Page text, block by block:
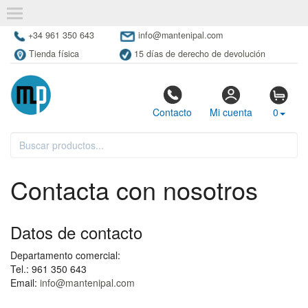
+34 961 350 643
info@mantenipal.com
Tienda física
15 días de derecho de devolución
Contacto Mi cuenta 0
Contacta con nosotros
Datos de contacto
Departamento comercial:
Tel.: 961 350 643
Email: info@mantenipal.com